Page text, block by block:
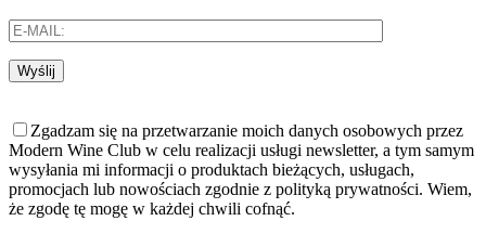
Wyślij
Zgadzam się na przetwarzanie moich danych osobowych przez
Modern Wine Club w celu realizacji usługi newsletter, a tym samym
wysyłania mi informacji o produktach bieżących, usługach,
promocjach lub nowościach zgodnie z polityką prywatności. Wiem,
że zgodę tę mogę w każdej chwili cofnąć.